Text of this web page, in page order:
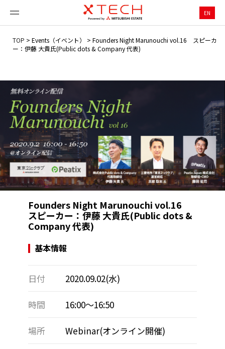
EN
TOP > Events（イベント） > Founders Night Marunouchi vol.16 スピーカ
ー：伊藤 大貴氏(Public dots & Company 代表)
Founders Night Marunouchi vol.16
スピーカー：伊藤 大貴氏(Public dots &
Company 代表)
基本情報
日付 2020.09.02(水)
時間 16:00～16:50
場所 Webinar(オンライン開催)